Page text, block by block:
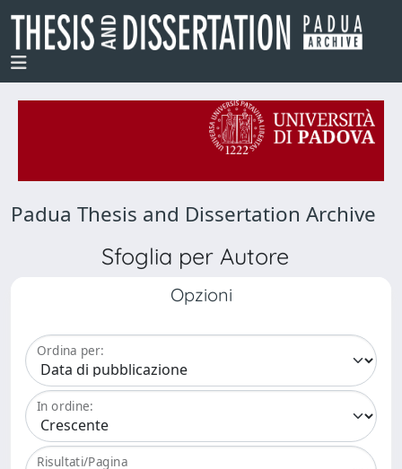
Padua Thesis and Dissertation Archive
Sfoglia per Autore
Opzioni
Ordina per:
In ordine:
Risultati/Pagina